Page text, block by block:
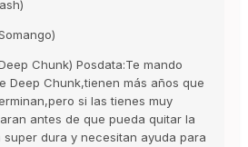
Chunk) Posdata:Te mando
Deep Chunk,tienen más años que
si las tienes muy
antes de que pueda quitar la
dura y necesitan ayuda para